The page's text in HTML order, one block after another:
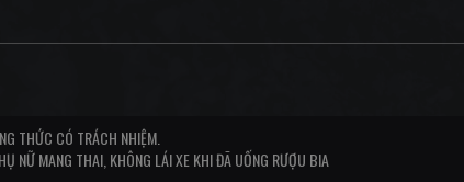
THỨC CÓ TRÁCH NHIỆM.
NỮ MANG THAI, KHÔNG LÁI XE KHI ĐÃ UỐNG RƯỢU BIA